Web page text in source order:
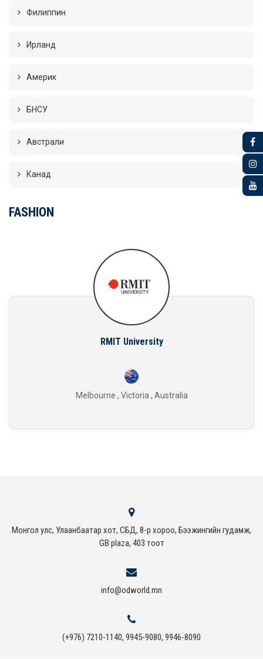
Филиппин
Ирланд
Америк
БНСУ
Австрали
Канад
FASHION
RMIT University
Melbourne , Victoria , Australia
Монгол улс, Улаанбаатар хот, СБД, 8-р хороо, Бээжингийн гудамж,
GB plaza, 403 тоот
info@odworld.mn
(+976) 7210-1140, 9945-9080, 9946-8090